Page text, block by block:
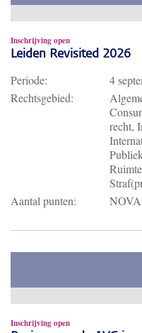
Inschrijving open
Leiden Revisited 2026
Periode:
4
Rechtsgebied:
recht,
Aantal punten:
Inschrijving open